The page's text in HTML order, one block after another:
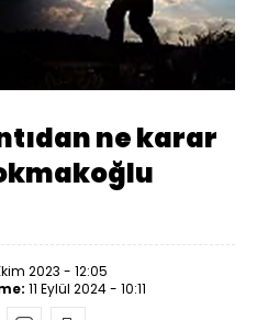
Oynat
ne karar
2023 - 12:05
11 Eylül 2024 - 10:11